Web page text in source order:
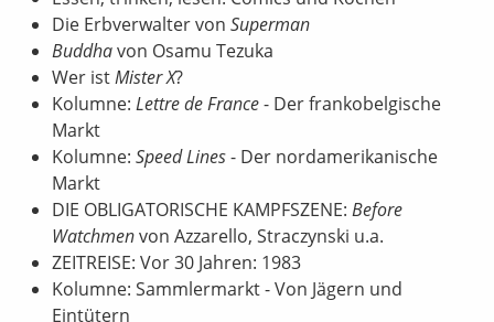
Die Erbverwalter von Superman
Buddhavon Osamu Tezuka
Wer istMister X?
Kolumne: Lettre de France- Der frankobelgische
Markt
Kolumne: Speed Lines- Der nordamerikanische
Markt
DIE OBLIGATORISCHE KAMPFSZENE: Before
Watchmenvon Azzarello, Straczynski u.a.
ZEITREISE: Vor 30 Jahren: 1983
Kolumne: Sammlermarkt - Von Jägern und
Eintütern